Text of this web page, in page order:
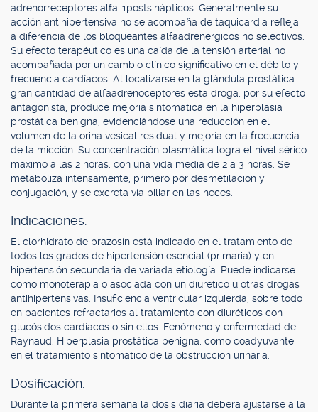
adrenorreceptores alfa-1postsinápticos. Generalmente su
acción antihipertensiva no se acompaña de taquicardia refleja,
a diferencia de los bloqueantes alfaadrenérgicos no selectivos.
Su efecto terapéutico es una caída de la tensión arterial no
acompañada por un cambio clínico significativo en el débito y
frecuencia cardíacos. Al localizarse en la glándula prostática
gran cantidad de alfaadrenoceptores esta droga, por su efecto
antagonista, produce mejoría sintomática en la hiperplasia
prostática benigna, evidenciándose una reducción en el
volumen de la orina vesical residual y mejoría en la frecuencia
de la micción. Su concentración plasmática logra el nivel sérico
máximo a las 2 horas, con una vida media de 2 a 3 horas. Se
metaboliza intensamente, primero por desmetilación y
conjugación, y se excreta vía biliar en las heces.
Indicaciones.
El clorhidrato de prazosín está indicado en el tratamiento de
todos los grados de hipertensión esencial (primaria) y en
hipertensión secundaria de variada etiología. Puede indicarse
como monoterapia o asociada con un diurético u otras drogas
antihipertensivas. Insuficiencia ventricular izquierda, sobre todo
en pacientes refractarios al tratamiento con diuréticos con
glucósidos cardíacos o sin ellos. Fenómeno y enfermedad de
Raynaud. Hiperplasia prostática benigna, como coadyuvante
en el tratamiento sintomático de la obstrucción urinaria.
Dosificación.
Durante la primera semana la dosis diaria deberá ajustarse a la